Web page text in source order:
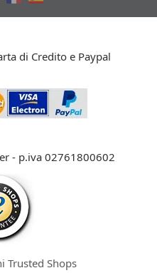
di Credito e Paypal
- p.iva 02761800602
Trusted Shops